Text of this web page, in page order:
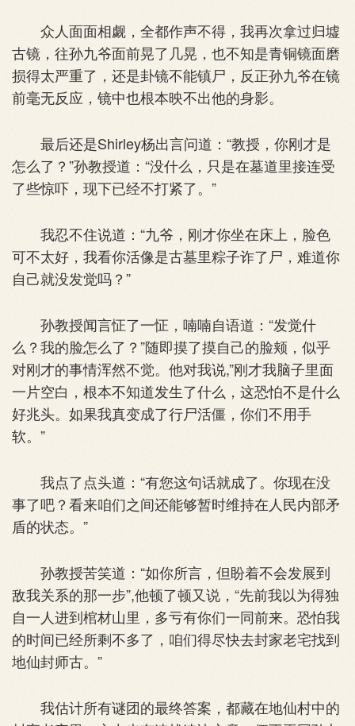
众人面面相觑，全都作声不得，我再次拿过归墟
古镜，往孙九爷面前晃了几晃，也不知是青铜镜面磨
损得太严重了，还是卦镜不能镇尸，反正孙九爷在镜
前毫无反应，镜中也根本映不出他的身影。
最后还是Shirley杨出言问道：“教授，你刚才是
怎么了？”孙教授道：“没什么，只是在墓道里接连受
了些惊吓，现下已经不打紧了。”
我忍不住说道：“九爷，刚才你坐在床上，脸色
可不太好，我看你活像是古墓里粽子诈了尸，难道你
自己就没发觉吗？”
孙教授闻言怔了一怔，喃喃自语道：“发觉什
么？我的脸怎么了？”随即摸了摸自己的脸颊，似乎
对刚才的事情浑然不觉。他对我说,”刚才我脑子里面
一片空白，根本不知道发生了什么，这恐怕不是什么
好兆头。如果我真变成了行尸活僵，你们不用手
软。”
我点了点头道：“有您这句话就成了。你现在没
事了吧？看来咱们之间还能够暂时维持在人民内部矛
盾的状态。”
孙教授苦笑道：“如你所言，但盼着不会发展到
敌我关系的那一步”,他顿了顿又说，“先前我以为得独
自一人进到棺材山里，多亏有你们一同前来。恐怕我
的时间已经所剩不多了，咱们得尽快去封家老宅找到
地仙封师古。”
我估计所有谜团的最终答案，都藏在地仙村中的